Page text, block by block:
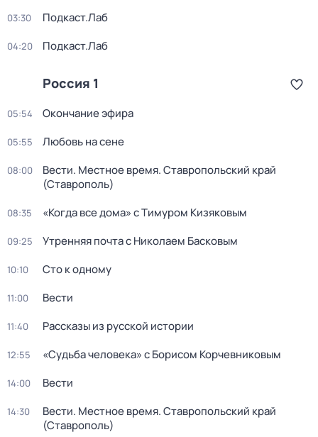
03:30 Подкаст.Лаб
04:20 Подкаст.Лаб
Россия 1
05:54 Окончание эфира
05:55 Любовь на сене
08:00
Вести. Местное время. Ставропольский край
(Ставрополь)
08:35 «Когда все дома» с Тимуром Кизяковым
09:25 Утренняя почта с Николаем Басковым
10:10 Сто к одному
11:00 Вести
11:40 Рассказы из русской истории
12:55 «Судьба человека» с Борисом Корчевниковым
14:00 Вести
14:30
Вести. Местное время. Ставропольский край
(Ставрополь)